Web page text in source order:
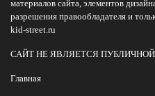
материалов сайта, элементов
разрешения правообладателя и
kid-street.ru
САЙТ НЕ ЯВЛЯЕТСЯ
Главная